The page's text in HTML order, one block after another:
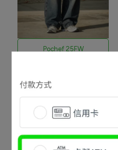
Pochef 25FW
NT$1,280
加入購物車